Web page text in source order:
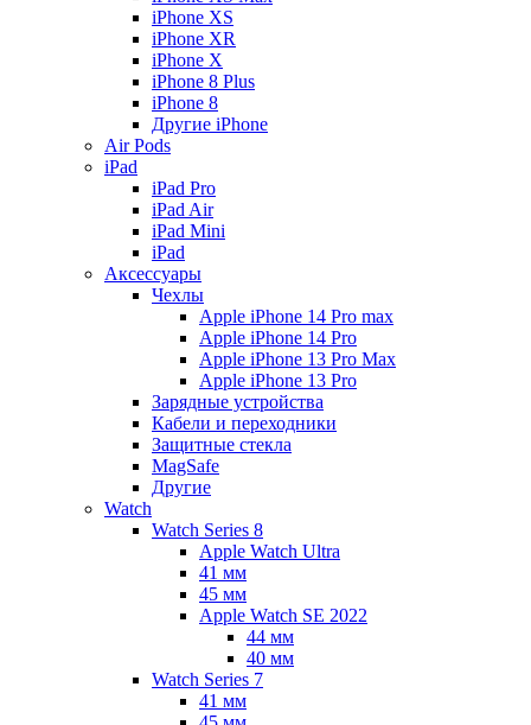
iPhone XS
iPhone XR
iPhone X
iPhone 8 Plus
iPhone 8
Другие iPhone
Air Pods
iPad
iPad Pro
iPad Air
iPad Mini
iPаd
Аксессуары
Чехлы
Apple iPhone 14 Pro max
Apple iPhone 14 Pro
Apple iPhone 13 Pro Max
Apple iPhone 13 Pro
Зарядные устройства
Кабели и переходники
Защитные стекла
MagSafe
Другие
Watch
Watch Series 8
Apple Watch Ultra
41 мм
45 мм
Apple Watch SE 2022
44 мм
40 мм
Watch Series 7
41 мм